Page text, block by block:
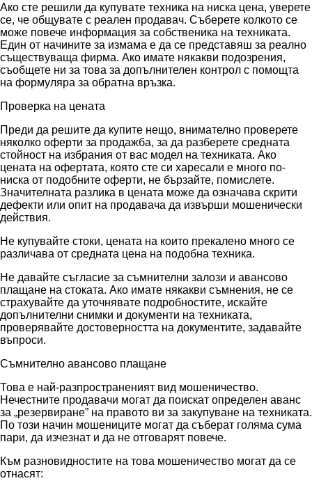
Ако сте решили да купувате техника на ниска цена, уверете
се, че общувате с реален продавач. Съберете колкото се
може повече информация за собственика на техниката.
Един от начините за измама е да се представяш за реално
съществуваща фирма. Ако имате някакви подозрения,
съобщете ни за това за допълнителен контрол с помощта
на формуляра за обратна връзка.
Проверка на цената
Преди да решите да купите нещо, внимателно проверете
няколко оферти за продажба, за да разберете средната
стойност на избрания от вас модел на техниката. Ако
цената на офертата, която сте си харесали е много по-
ниска от подобните оферти, не бързайте, помислете.
Значителната разлика в цената може да означава скрити
дефекти или опит на продавача да извърши мошенически
действия.
Не купувайте стоки, цената на които прекалено много се
различава от средната цена на подобна техника.
Не давайте съгласие за съмнителни залози и авансово
плащане на стоката. Ако имате някакви съмнения, не се
страхувайте да уточнявате подробностите, искайте
допълнителни снимки и документи на техниката,
проверявайте достоверността на документите, задавайте
въпроси.
Съмнително авансово плащане
Това е най-разпространеният вид мошеничество.
Нечестните продавачи могат да поискат определен аванс
за „резервиране” на правото ви за закупуване на техниката.
По този начин мошениците могат да съберат голяма сума
пари, да изчезнат и да не отговарят повече.
Към разновидностите на това мошеничество могат да се
отнасят: